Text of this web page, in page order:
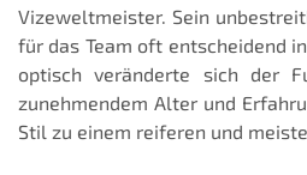
Vizeweltmeister. Sein
für das Team oft entscheidend
optisch veränderte sich der
zunehmendem Alter und
Stil zu einem reiferen und